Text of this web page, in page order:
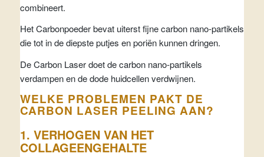
combineert.
Het Carbonpoeder bevat uiterst fijne carbon nano-partikels
die tot in de diepste putjes en poriën kunnen dringen.
De Carbon Laser doet de carbon nano-partikels
verdampen en de dode huidcellen verdwijnen.
WELKE PROBLEMEN PAKT DE
CARBON LASER PEELING AAN?
1. VERHOGEN VAN HET
COLLAGEENGEHALTE